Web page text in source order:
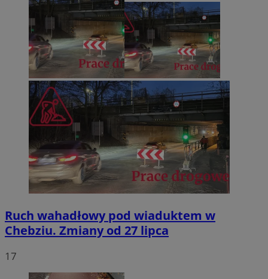
Ruch wahadłowy pod wiaduktem w
Chebziu. Zmiany od 27 lipca
17